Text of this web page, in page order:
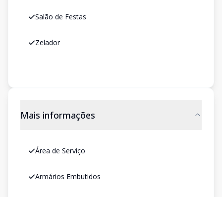
Salão de Festas
Zelador
Mais informações
Área de Serviço
Armários Embutidos